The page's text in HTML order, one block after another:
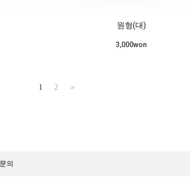
원형(대)
3,000won
1 2 >>
의